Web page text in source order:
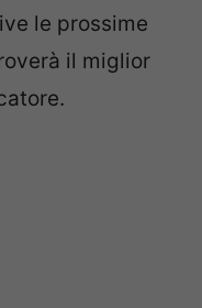
le prossime
il miglior